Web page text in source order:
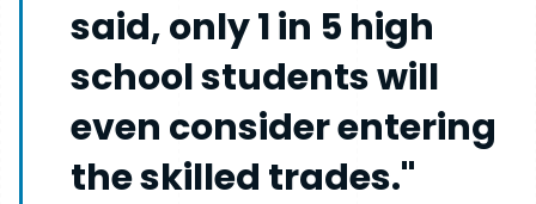
said, only 1 in 5 high
school students will
even consider entering
the skilled trades."